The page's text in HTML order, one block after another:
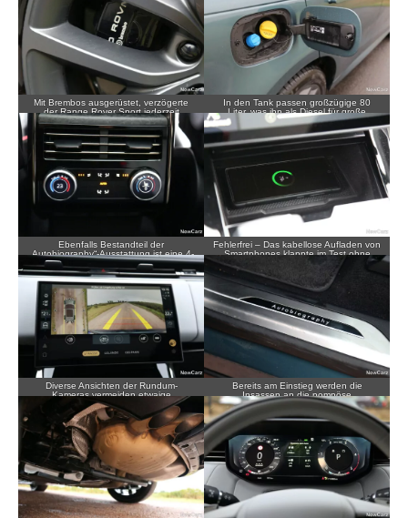
Mit Brembos ausgerüstet, verzögerte
der Range Rover Sport jederzeit
souverän und zuverlässig.
In den Tank passen großzügige 80
Liter, was ihn als Diesel für große
Reichweiten prädestiniert.
Ebenfalls Bestandteil der
„Autobiography“-Ausstattung ist eine 4-
Zonen-Klimaautomatik.
Fehlerfrei – Das kabellose Aufladen von
Smartphones klappte im Test ohne
Aussetzer.
Diverse Ansichten der Rundum-
Kameras vermeiden etwaige
Kaltverformungen.
Bereits am Einstieg werden die
Insassen an die pompöse
Ausstattungsvariante erinnert.